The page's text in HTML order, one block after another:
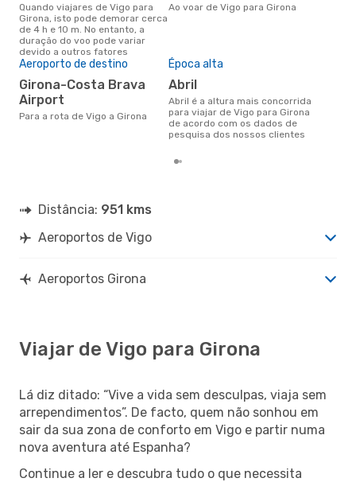
Quando viajares de Vigo para
Girona, isto pode demorar cerca
de 4 h e 10 m. No entanto, a
duração do voo pode variar
devido a outros fatores
Ao voar de Vigo para Girona
Aeroporto de destino
Girona-Costa Brava
Airport
Para a rota de Vigo a Girona
Época alta
abril
abril é a altura mais concorrida
para viajar de Vigo para Girona
de acordo com os dados de
pesquisa dos nossos clientes
Distância: 951 kms
Aeroportos de Vigo
Aeroportos Girona
Viajar de Vigo para Girona
Lá diz ditado: “Vive a vida sem desculpas, viaja sem
arrependimentos”. De facto, quem não sonhou em
sair da sua zona de conforto em Vigo e partir numa
nova aventura até Espanha?
Continue a ler e descubra tudo o que necessita